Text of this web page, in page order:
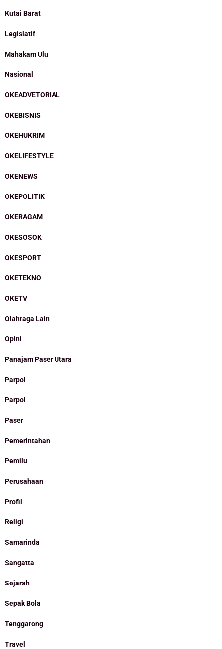
Kutai Barat
Legislatif
Mahakam Ulu
Nasional
OKEADVETORIAL
OKEBISNIS
OKEHUKRIM
OKELIFESTYLE
OKENEWS
OKEPOLITIK
OKERAGAM
OKESOSOK
OKESPORT
OKETEKNO
OKETV
Olahraga Lain
Opini
Panajam Paser Utara
Parpol
Parpol
Paser
Pemerintahan
Pemilu
Perusahaan
Profil
Religi
Samarinda
Sangatta
Sejarah
Sepak Bola
Tenggarong
Travel